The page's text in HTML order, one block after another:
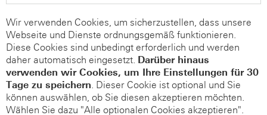
Wir verwenden Cookies, um sicherzustellen, dass unsere
Webseite und Dienste ordnungsgemäß funktionieren.
Diese Cookies sind unbedingt erforderlich und werden
daher automatisch eingesetzt. Darüber hinaus
verwenden wir Cookies, um Ihre Einstellungen für 30
Tage zu speichern. Dieser Cookie ist optional und Sie
können auswählen, ob Sie diesen akzeptieren möchten.
Wählen Sie dazu "Alle optionalen Cookies akzeptieren".